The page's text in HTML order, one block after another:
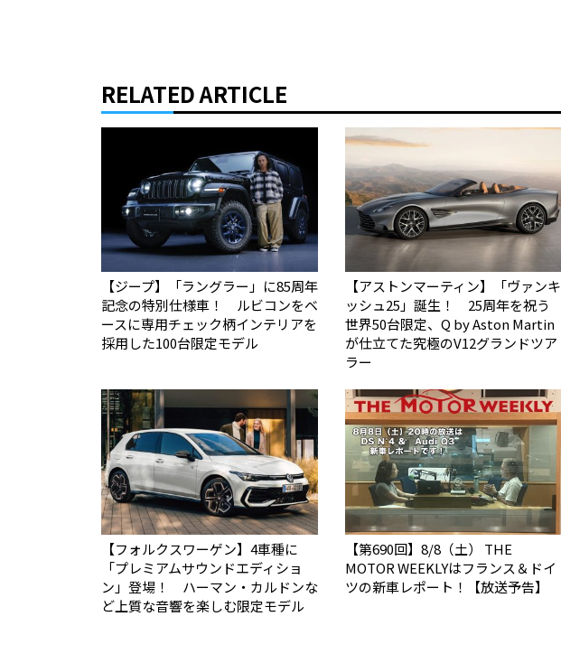
RELATED ARTICLE
【ジープ】「ラングラー」に85周年
記念の特別仕様車！ ルビコンをベ
ースに専用チェック柄インテリアを
採用した100台限定モデル
【アストンマーティン】「ヴァンキ
ッシュ25」誕生！ 25周年を祝う
世界50台限定、Q by Aston Martin
が仕立てた究極のV12グランドツア
ラー
【フォルクスワーゲン】4車種に
「プレミアムサウンドエディショ
ン」登場！ ハーマン・カルドンな
ど上質な音響を楽しむ限定モデル
【第690回】8/8（土） THE
MOTOR WEEKLYはフランス＆ドイ
ツの新車レポート！【放送予告】